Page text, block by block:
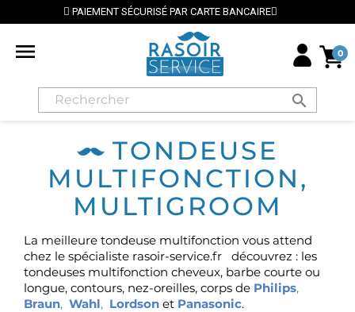
PAIEMENT SÉCURISÉ PAR CARTE BANCAIRE
 0
search
TONDEUSE
MULTIFONCTION,
MULTIGROOM
La meilleure tondeuse multifonction vous attend
chez le spécialiste rasoir-service.fr découvrez : les
tondeuses multifonction cheveux, barbe courte ou
longue, contours, nez-oreilles, corps de Philips,
Braun, Wahl, Lordson et Panasonic.